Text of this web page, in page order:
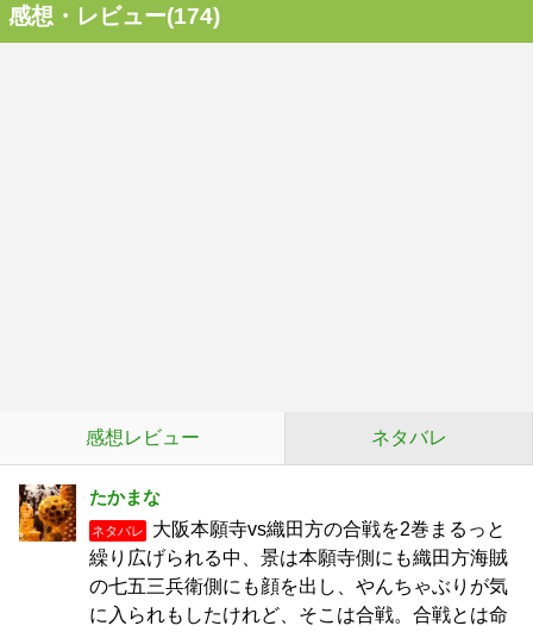
感想・レビュー(174)
感想レビュー ネタバレ
たかまな
ネタバレ
大阪本願寺vs織田方の合戦を2巻まるっと
繰り広げられる中、景は本願寺側にも織田方海賊
の七五三兵衛側にも顔を出し、やんちゃぶりが気
に入られもしたけれど、そこは合戦。合戦とは命